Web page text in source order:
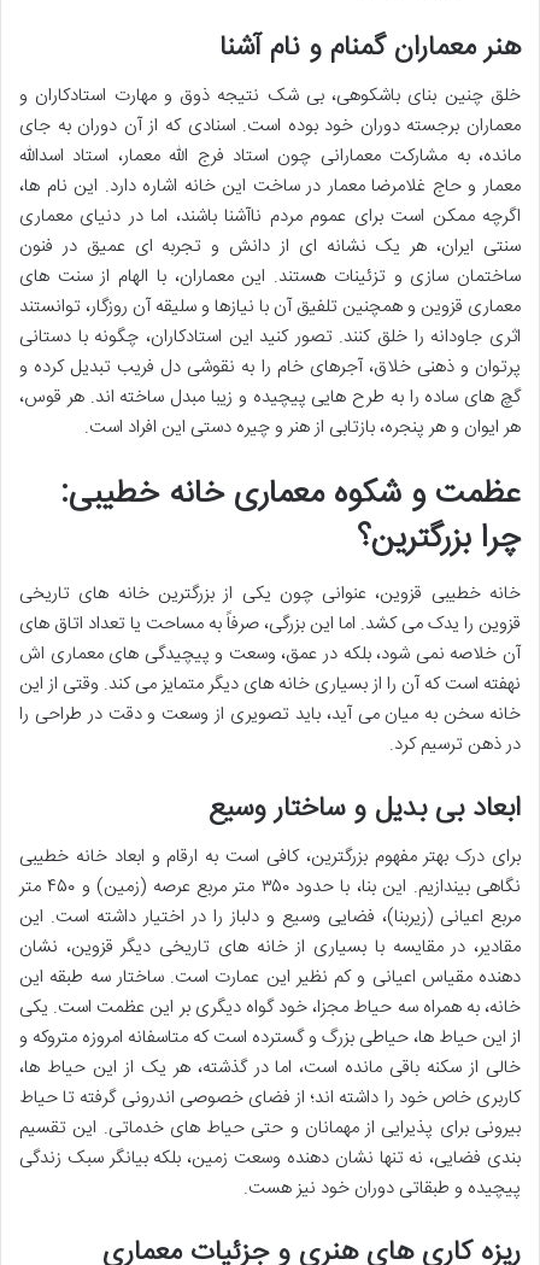
هنر معماران گمنام و نام آشنا
خلق چنین بنای باشکوهی، بی شک نتیجه ذوق و مهارت استادکاران و
معماران برجسته دوران خود بوده است. اسنادی که از آن دوران به جای
مانده، به مشارکت معمارانی چون استاد فرج الله معمار، استاد اسدالله
معمار و حاج غلامرضا معمار در ساخت این خانه اشاره دارد. این نام ها،
اگرچه ممکن است برای عموم مردم ناآشنا باشند، اما در دنیای معماری
سنتی ایران، هر یک نشانه ای از دانش و تجربه ای عمیق در فنون
ساختمان سازی و تزئینات هستند. این معماران، با الهام از سنت های
معماری قزوین و همچنین تلفیق آن با نیازها و سلیقه آن روزگار، توانستند
اثری جاودانه را خلق کنند. تصور کنید این استادکاران، چگونه با دستانی
پرتوان و ذهنی خلاق، آجرهای خام را به نقوشی دل فریب تبدیل کرده و
گچ های ساده را به طرح هایی پیچیده و زیبا مبدل ساخته اند. هر قوس،
هر ایوان و هر پنجره، بازتابی از هنر و چیره دستی این افراد است.
عظمت و شکوه معماری خانه خطیبی:
چرا بزرگترین؟
خانه خطیبی قزوین، عنوانی چون یکی از بزرگترین خانه های تاریخی
قزوین را یدک می کشد. اما این بزرگی، صرفاً به مساحت یا تعداد اتاق های
آن خلاصه نمی شود، بلکه در عمق، وسعت و پیچیدگی های معماری اش
نهفته است که آن را از بسیاری خانه های دیگر متمایز می کند. وقتی از این
خانه سخن به میان می آید، باید تصویری از وسعت و دقت در طراحی را
در ذهن ترسیم کرد.
ابعاد بی بدیل و ساختار وسیع
برای درک بهتر مفهوم بزرگترین، کافی است به ارقام و ابعاد خانه خطیبی
نگاهی بیندازیم. این بنا، با حدود ۳۵۰ متر مربع عرصه (زمین) و ۴۵۰ متر
مربع اعیانی (زیربنا)، فضایی وسیع و دلباز را در اختیار داشته است. این
مقادیر، در مقایسه با بسیاری از خانه های تاریخی دیگر قزوین، نشان
دهنده مقیاس اعیانی و کم نظیر این عمارت است. ساختار سه طبقه این
خانه، به همراه سه حیاط مجزا، خود گواه دیگری بر این عظمت است. یکی
از این حیاط ها، حیاطی بزرگ و گسترده است که متاسفانه امروزه متروکه و
خالی از سکنه باقی مانده است، اما در گذشته، هر یک از این حیاط ها،
کاربری خاص خود را داشته اند؛ از فضای خصوصی اندرونی گرفته تا حیاط
بیرونی برای پذیرایی از مهمانان و حتی حیاط های خدماتی. این تقسیم
بندی فضایی، نه تنها نشان دهنده وسعت زمین، بلکه بیانگر سبک زندگی
پیچیده و طبقاتی دوران خود نیز هست.
ریزه کاری های هنری و جزئیات معماری